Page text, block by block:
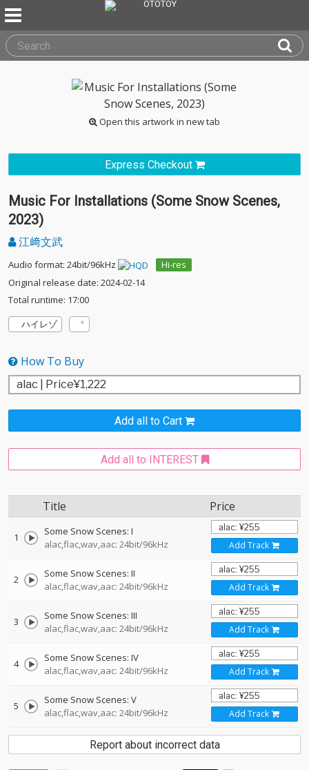
Open this artwork in new tab
Express Checkout
Music For Installations (Some Snow Scenes,
2023)
江﨑文武
Audio format: 24bit/96kHz
Hi-res
Original release date: 2024-02-14
Total runtime: 17:00
ハイレゾ
How To Buy
Add all to Cart
Add all to INTEREST
Title Price
1
Some Snow Scenes: I
alac,flac,wav,aac: 24bit/96kHz
Add Track
2
Some Snow Scenes: II
alac,flac,wav,aac: 24bit/96kHz
Add Track
3
Some Snow Scenes: III
alac,flac,wav,aac: 24bit/96kHz
Add Track
4
Some Snow Scenes: IV
alac,flac,wav,aac: 24bit/96kHz
Add Track
5
Some Snow Scenes: V
alac,flac,wav,aac: 24bit/96kHz
Add Track
Report about incorrect data